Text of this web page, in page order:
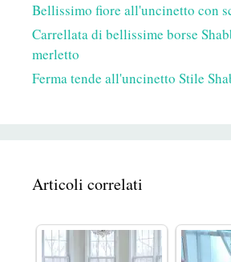
Bellissimo fiore all'uncinetto con
Carrellata di bellissime borse
merletto
Ferma tende all'uncinetto Stile
Articoli correlati